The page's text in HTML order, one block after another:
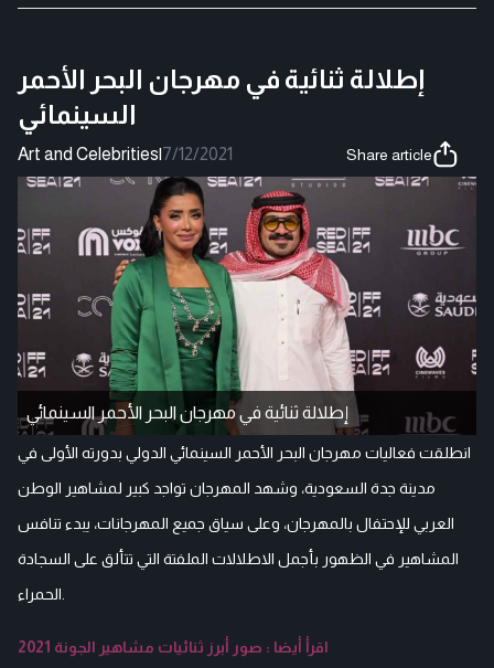
إطلالة ثنائية في مهرجان البحر الأحمر
السينمائي
Art and Celebrities|7/12/2021 Share article
إطلالة ثنائية في مهرجان البحر الأحمر السينمائي
انطلقت فعاليات مهرجان البحر الأحمر السينمائي الدولي بدورته الأولى في
مدينة جدة السعودية، وشهد المهرجان تواجد كبير لمشاهير الوطن
العربي للإحتفال بالمهرجان، وعلى سياق جميع المهرجانات، يبدء تنافس
المشاهير في الظهور بأجمل الاطلالات الملفتة التي تتألق على السجادة
اقرأ أيضا : صور أبرز ثنائيات مشاهير الجونة 2021